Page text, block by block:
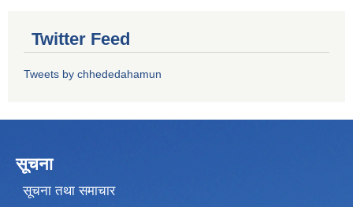
Twitter Feed
Tweets by chhededahamun
सूचना
सूचना तथा समाचार